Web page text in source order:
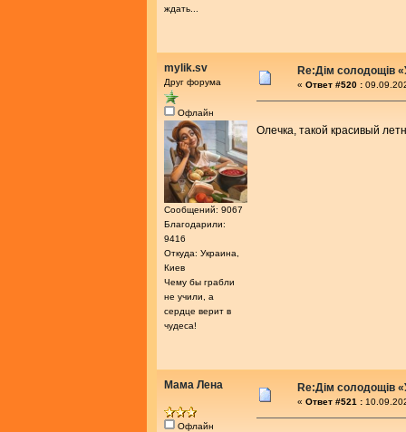
ждать...
mylik.sv
Друг форума
Офлайн
Сообщений: 9067
Благодарили:
9416
Откуда: Украина,
Киев
Чему бы грабли
не учили, а
сердце верит в
чудеса!
Re:Дім солодощів
« Ответ #520 :
Олечка, такой красивый
Мама Лена
Офлайн
Re:Дім солодощів
« Ответ #521 :